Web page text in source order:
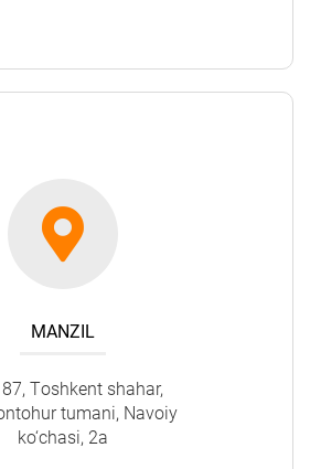
MANZIL
Tоshkent shahar,
tumani, Navoiy
ko‘chasi, 2a